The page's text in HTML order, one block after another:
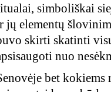
simboliškai
jų elementų
skirti skatinti
nuo
bet kokiems